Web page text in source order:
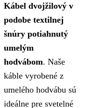
Kábel dvojžilový v
podobe textilnej
šnúry potiahnutý
umelým
hodvábom. Naše
káble vyrobené z
umelého hodvábu sú
ideálne pre svetelné